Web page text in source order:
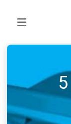
מכונת קרח: סקירת 5